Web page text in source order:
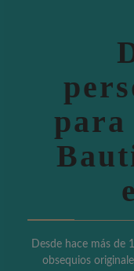
para
Desde hace más de
obsequios